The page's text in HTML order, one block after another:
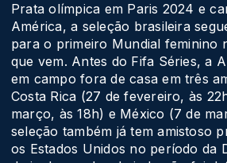
Prata olímpica em Paris 2024 e
América, a seleção brasileira
para o primeiro Mundial feminino
que vem. Antes do Fifa Séries, a
em campo fora de casa em três
Costa Rica (27 de fevereiro, às
março, às 18h) e México (7 de
seleção também já tem amistoso
os Estados Unidos no período da